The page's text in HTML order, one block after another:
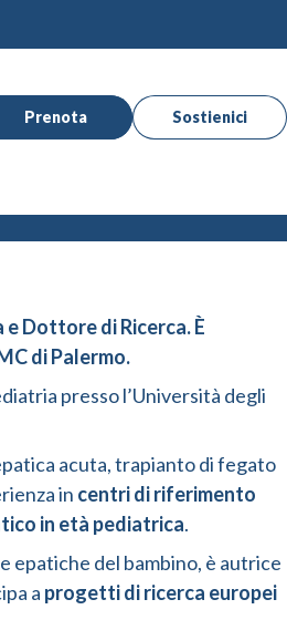
Prenota Sostienici
Dottore di Ricerca. È
di Palermo.
presso l’Università degli
acuta, trapianto di fegato
in centri di riferimento
in età pediatrica.
epatiche del bambino, è autrice
a progetti di ricerca europei